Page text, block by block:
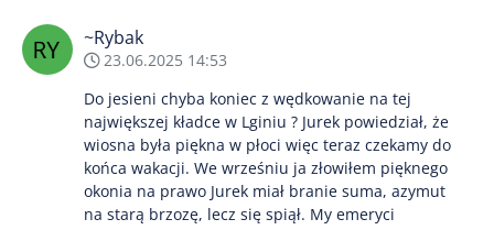
~Rybak
23.06.2025 14:53
Do jesieni chyba koniec z wędkowanie na tej
największej kładce w Lginiu ? Jurek powiedział, że
wiosna była piękna w płoci więc teraz czekamy do
końca wakacji. We wrześniu ja złowiłem pięknego
okonia na prawo Jurek miał branie suma, azymut
na starą brzozę, lecz się spiął. My emeryci